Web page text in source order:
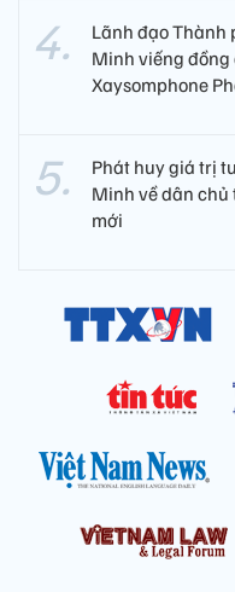
Lãnh đạo Thành
Minh viếng đồng
Xaysomphone
Phát huy giá trị
Minh về dân
mới